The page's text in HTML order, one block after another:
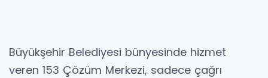
Büyükşehir Belediyesi bünyesinde hizmet
veren 153 Çözüm Merkezi, sadece çağrı